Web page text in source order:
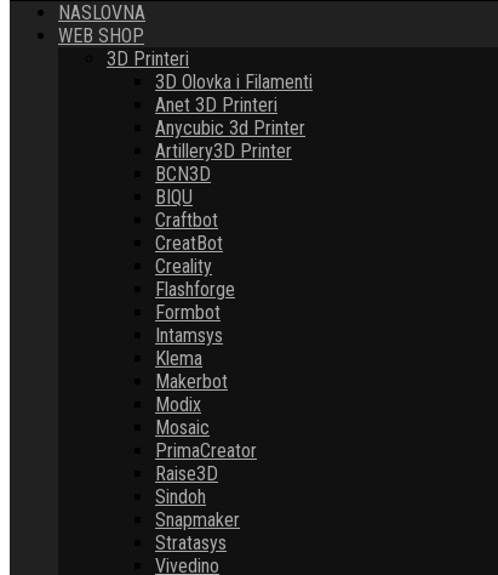
NASLOVNA
WEB SHOP
3D Printeri
3D Olovka i Filamenti
Anet 3D Printeri
Anycubic 3d Printer
Artillery3D Printer
BCN3D
BIQU
Craftbot
CreatBot
Creality
Flashforge
Formbot
Intamsys
Klema
Makerbot
Modix
Mosaic
PrimaCreator
Raise3D
Sindoh
Snapmaker
Stratasys
Vivedino